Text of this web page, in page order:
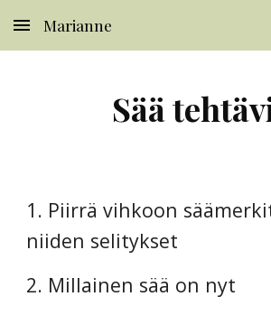
Skip to main content
Marianne
Sää
1. Piirrä vihkoon
niiden selitykset
2. Millainen sää on nyt